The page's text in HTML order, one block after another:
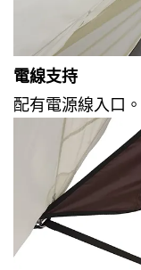
電線支持
配有電源線入口。